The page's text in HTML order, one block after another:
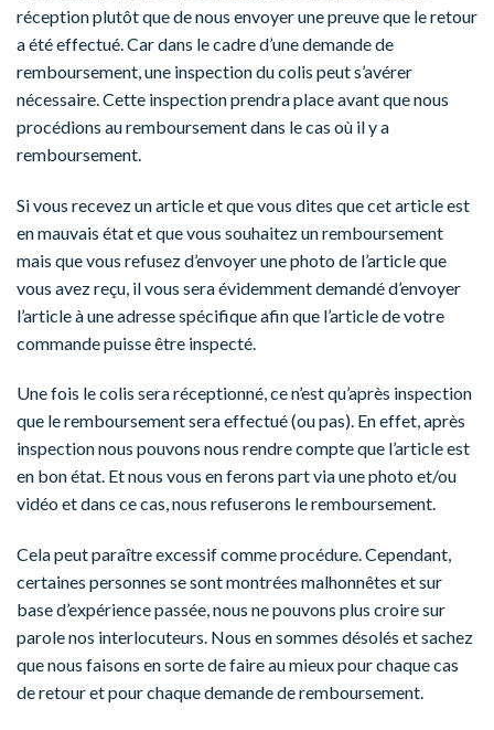
réception plutôt que de nous envoyer une preuve que le retour
a été effectué. Car dans le cadre d’une demande de
remboursement, une inspection du colis peut s’avérer
nécessaire. Cette inspection prendra place avant que nous
procédions au remboursement dans le cas où il y a
remboursement.
Si vous recevez un article et que vous dites que cet article est
en mauvais état et que vous souhaitez un remboursement
mais que vous refusez d’envoyer une photo de l’article que
vous avez reçu, il vous sera évidemment demandé d’envoyer
l’article à une adresse spécifique afin que l’article de votre
commande puisse être inspecté.
Une fois le colis sera réceptionné, ce n’est qu’après inspection
que le remboursement sera effectué (ou pas). En effet, après
inspection nous pouvons nous rendre compte que l’article est
en bon état. Et nous vous en ferons part via une photo et/ou
vidéo et dans ce cas, nous refuserons le remboursement.
Cela peut paraître excessif comme procédure. Cependant,
certaines personnes se sont montrées malhonnêtes et sur
base d’expérience passée, nous ne pouvons plus croire sur
parole nos interlocuteurs. Nous en sommes désolés et sachez
que nous faisons en sorte de faire au mieux pour chaque cas
de retour et pour chaque demande de remboursement.